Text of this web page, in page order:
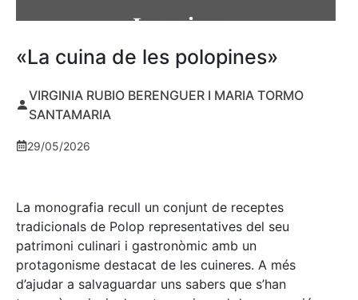
«La cuina de les polopines»
VIRGINIA RUBIO BERENGUER I MARIA TORMO
SANTAMARIA
29/05/2026
La monografia recull un conjunt de receptes
tradicionals de Polop representatives del seu
patrimoni culinari i gastronòmic amb un
protagonisme destacat de les cuineres. A més
d’ajudar a salvaguardar uns sabers que s’han